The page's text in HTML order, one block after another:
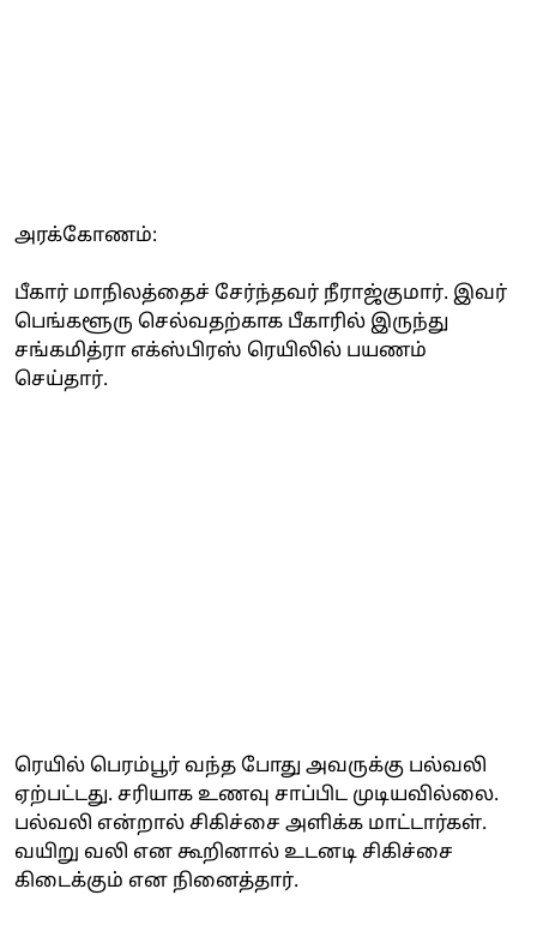
அரக்கோணம்:
பீகார் மாநிலத்தைச் சேர்ந்தவர் நீராஜ்குமார். இவர்
பெங்களூரு செல்வதற்காக பீகாரில் இருந்து
சங்கமித்ரா எக்ஸ்பிரஸ் ரெயிலில் பயணம்
செய்தார்.
ரெயில் பெரம்பூர் வந்த போது அவருக்கு பல்வலி
ஏற்பட்டது. சரியாக உணவு சாப்பிட முடியவில்லை.
பல்வலி என்றால் சிகிச்சை அளிக்க மாட்டார்கள்.
வயிறு வலி என கூறினால் உடனடி சிகிச்சை
கிடைக்கும் என நினைத்தார்.